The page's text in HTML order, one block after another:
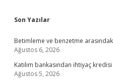
Sidebar
Son Yazılar
Betimleme ve benzetme
Ağustos 6, 2026
Katılım bankasından ihtiyaç
Ağustos 5, 2026